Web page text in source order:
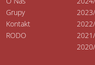
Grupy
Kontakt
RODO